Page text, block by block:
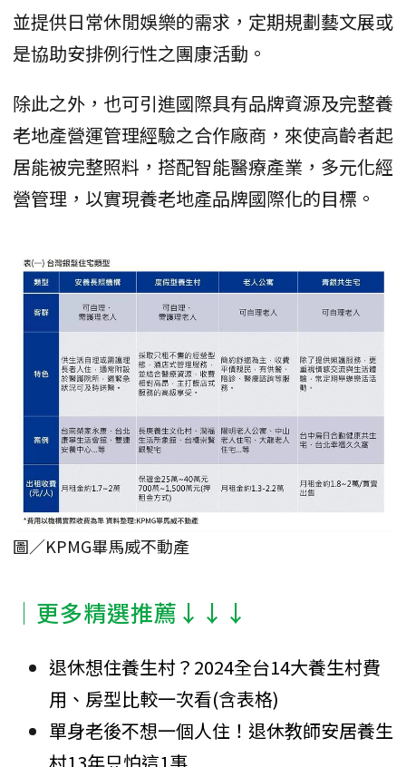
並提供日常休閒娛樂的需求，定期規劃藝文展或
是協助安排例行性之團康活動。
除此之外，也可引進國際具有品牌資源及完整養
老地產營運管理經驗之合作廠商，來使高齡者起
居能被完整照料，搭配智能醫療產業，多元化經
營管理，以實現養老地產品牌國際化的目標。
圖／KPMG畢馬威不動產
│更多精選推薦↓↓↓
退休想住養生村？2024全台14大養生村費
用、房型比較一次看(含表格)
單身老後不想一個人住！退休教師安居養生